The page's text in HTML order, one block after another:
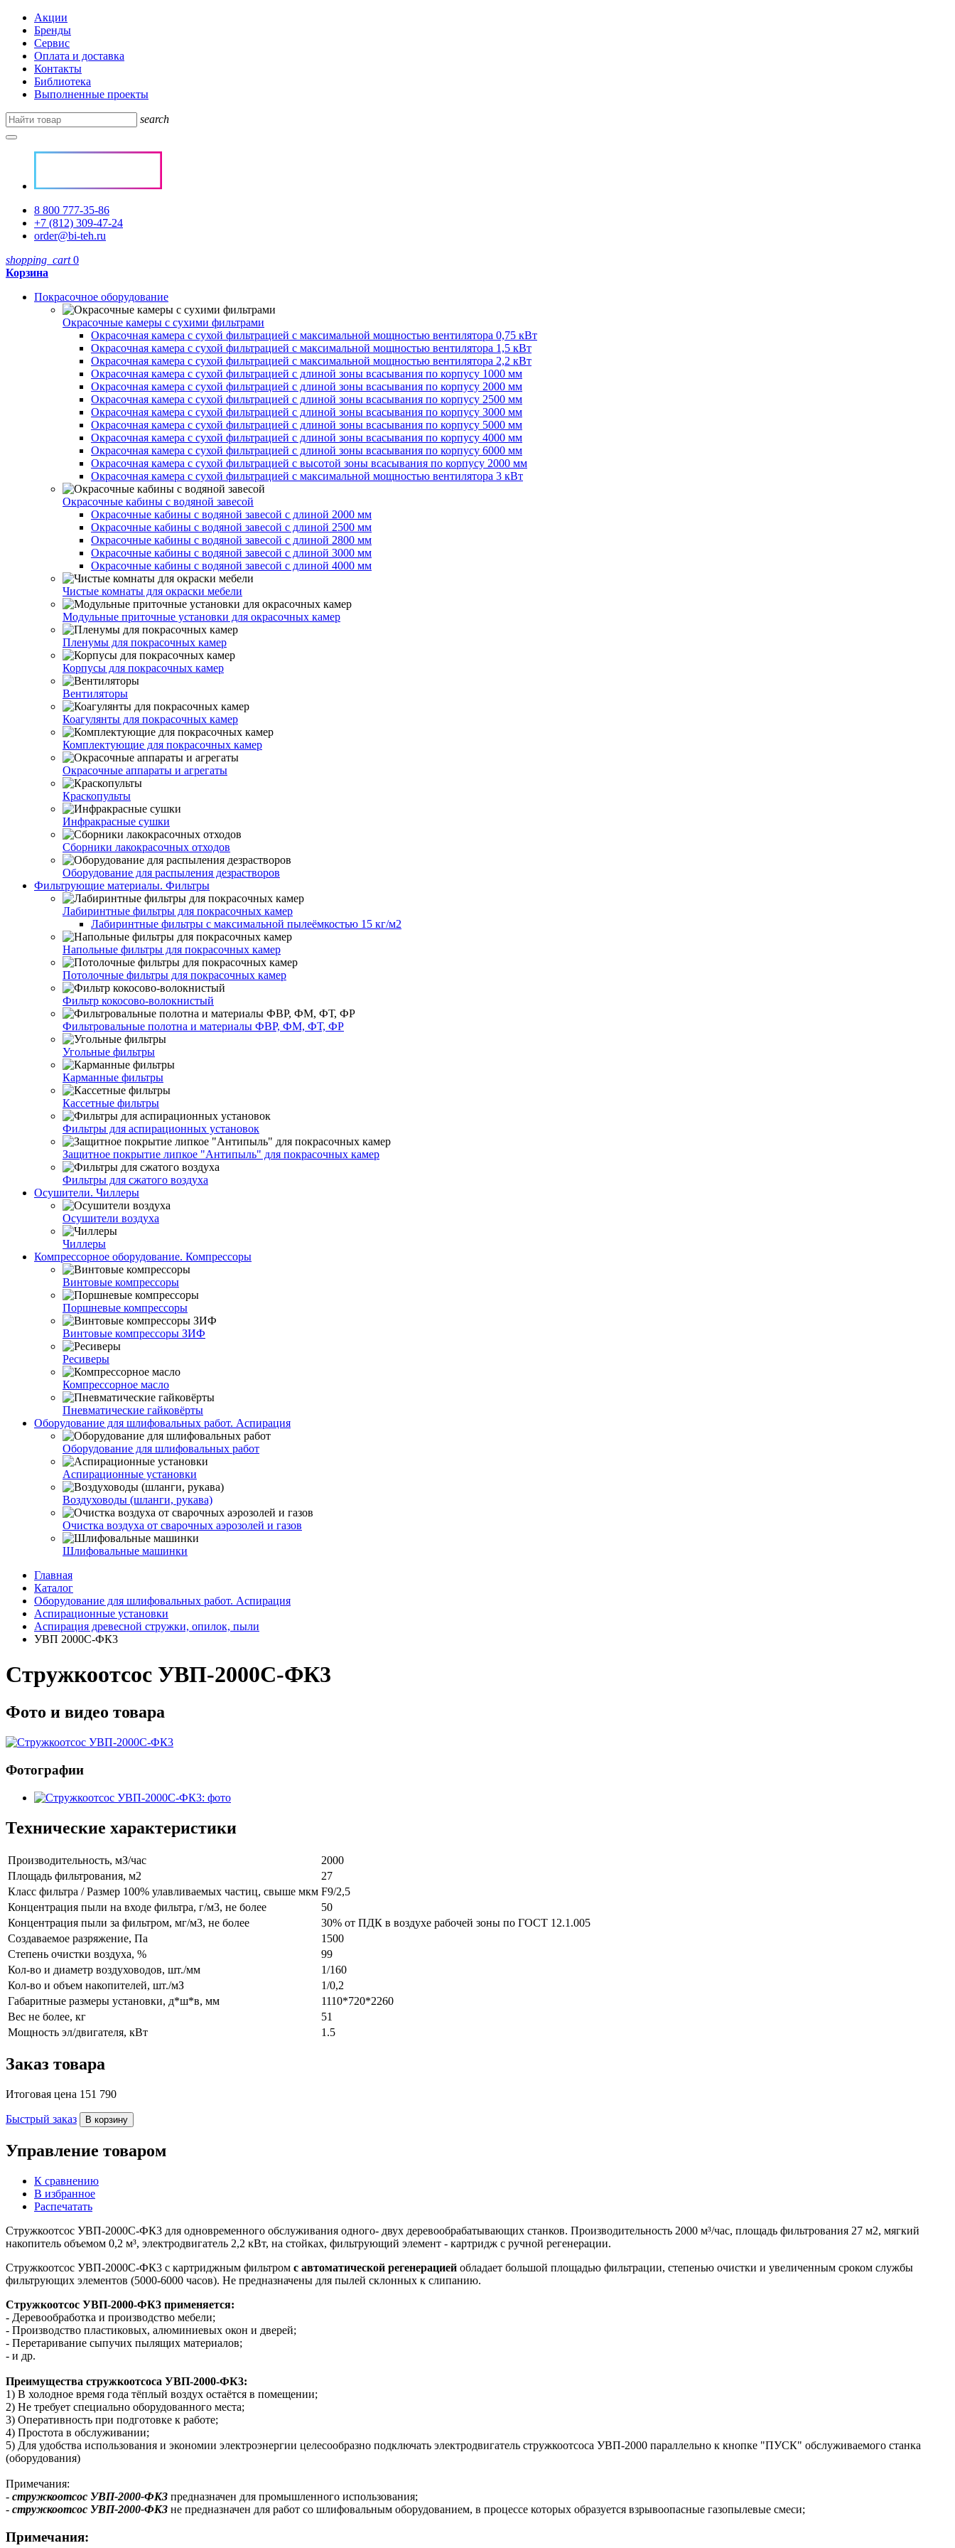
Акции
Бренды
Сервис
Оплата и доставка
Контакты
Библиотека
Выполненные проекты
search
8 800 777-35-86
+7 (812) 309-47-24
order@bi-teh.ru
shopping_cart 0
Корзина
Покрасочное оборудование
Окрасочные камеры с сухими фильтрами
Окрасочная камера с сухой фильтрацией с максимальной мощностью вентилятора 0,75 кВт
Окрасочная камера с сухой фильтрацией с максимальной мощностью вентилятора 1,5 кВт
Окрасочная камера с сухой фильтрацией с максимальной мощностью вентилятора 2,2 кВт
Окрасочная камера с сухой фильтрацией с длиной зоны всасывания по корпусу 1000 мм
Окрасочная камера с сухой фильтрацией с длиной зоны всасывания по корпусу 2000 мм
Окрасочная камера с сухой фильтрацией с длиной зоны всасывания по корпусу 2500 мм
Окрасочная камера с сухой фильтрацией с длиной зоны всасывания по корпусу 3000 мм
Окрасочная камера с сухой фильтрацией с длиной зоны всасывания по корпусу 5000 мм
Окрасочная камера с сухой фильтрацией с длиной зоны всасывания по корпусу 4000 мм
Окрасочная камера с сухой фильтрацией с длиной зоны всасывания по корпусу 6000 мм
Окрасочная камера с сухой фильтрацией с высотой зоны всасывания по корпусу 2000 мм
Окрасочная камера с сухой фильтрацией с максимальной мощностью вентилятора 3 кВт
Окрасочные кабины с водяной завесой
Окрасочные кабины с водяной завесой с длиной 2000 мм
Окрасочные кабины с водяной завесой с длиной 2500 мм
Окрасочные кабины с водяной завесой с длиной 2800 мм
Окрасочные кабины с водяной завесой с длиной 3000 мм
Окрасочные кабины с водяной завесой с длиной 4000 мм
Чистые комнаты для окраски мебели
Модульные приточные установки для окрасочных камер
Пленумы для покрасочных камер
Корпусы для покрасочных камер
Вентиляторы
Коагулянты для покрасочных камер
Комплектующие для покрасочных камер
Окрасочные аппараты и агрегаты
Краскопульты
Инфракрасные сушки
Сборники лакокрасочных отходов
Оборудование для распыления дезрастворов
Фильтрующие материалы. Фильтры
Лабиринтные фильтры для покрасочных камер
Лабиринтные фильтры с максимальной пылеёмкостью 15 кг/м2
Напольные фильтры для покрасочных камер
Потолочные фильтры для покрасочных камер
Фильтр кокосово-волокнистый
Фильтровальные полотна и материалы ФВР, ФМ, ФТ, ФР
Угольные фильтры
Карманные фильтры
Кассетные фильтры
Фильтры для аспирационных установок
Защитное покрытие липкое "Антипыль" для покрасочных камер
Фильтры для сжатого воздуха
Осушители. Чиллеры
Осушители воздуха
Чиллеры
Компрессорное оборудование. Компрессоры
Винтовые компрессоры
Поршневые компрессоры
Винтовые компрессоры ЗИФ
Ресиверы
Компрессорное масло
Пневматические гайковёрты
Оборудование для шлифовальных работ. Аспирация
Оборудование для шлифовальных работ
Аспирационные установки
Воздуховоды (шланги, рукава)
Очистка воздуха от сварочных аэрозолей и газов
Шлифовальные машинки
Главная
Каталог
Оборудование для шлифовальных работ. Аспирация
Аспирационные установки
Аспирация древесной стружки, опилок, пыли
УВП 2000С-ФК3
Стружкоотсос УВП-2000С-ФК3
Фото и видео товара
Фотографии
Технические характеристики
Производительность, мЗ/час
2000
Площадь фильтрования, м2
27
Класс фильтра / Размер 100% улавливаемых частиц, свыше мкм F9/2,5
Концентрация пыли на входе фильтра, г/м3, не более
50
Концентрация пыли за фильтром, мг/м3, не более
30% от ПДК в воздухе рабочей зоны по ГОСТ 12.1.005
Создаваемое разряжение, Па
1500
Степень очистки воздуха, %
99
Кол-во и диаметр воздуховодов, шт./мм
1/160
Кол-во и объем накопителей, шт./мЗ
1/0,2
Габаритные размеры установки, д*ш*в, мм
1110*720*2260
Вес не более, кг
51
Мощность эл/двигателя, кВт
1.5
Заказ товара
Итоговая цена 151 790
Быстрый заказ В корзину
Управление товаром
К сравнению
В избранное
Распечатать
Стружкоотсос УВП-2000С-ФК3 для одновременного обслуживания одного- двух деревообрабатывающих станков. Производительность 2000 м³/час, площадь фильтрования 27 м2, мягкий
накопитель объемом 0,2 м³, электродвигатель 2,2 кВт, на стойках, фильтрующий элемент - картридж с ручной регенерации.
Стружкоотсос УВП-2000С-ФК3 с картриджным фильтром с автоматической регенерацией обладает большой площадью фильтрации, степенью очистки и увеличенным сроком службы
фильтрующих элементов (5000-6000 часов). Не предназначены для пылей склонных к слипанию.
Стружкоотсос УВП-2000-ФК3 применяется:
- Деревообработка и производство мебели;
- Производство пластиковых, алюминиевых окон и дверей;
- Перетаривание сыпучих пылящих материалов;
- и др.
Преимущества стружкоотсоса УВП-2000-ФК3:
1) В холодное время года тёплый воздух остаётся в помещении;
2) Не требует специально оборудованного места;
3) Оперативность при подготовке к работе;
4) Простота в обслуживании;
5) Для удобства использования и экономии электроэнергии целесообразно подключать электродвигатель стружкоотсоса УВП-2000 параллельно к кнопке "ПУСК" обслуживаемого станка
(оборудования)
Примечания:
- стружкоотсос УВП-2000-ФК3 предназначен для промышленного использования;
- стружкоотсос УВП-2000-ФК3 не предназначен для работ со шлифовальным оборудованием, в процессе которых образуется взрывоопасные газопылевые смеси;
Примечания: